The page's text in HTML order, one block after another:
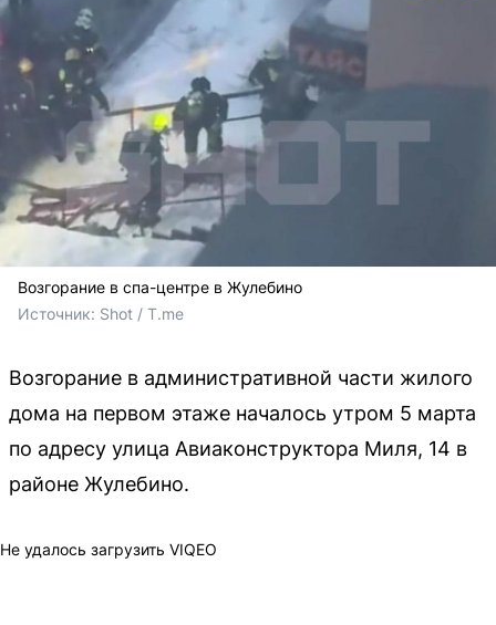
Возгорание в спа-центре в Жулебино
Источник: Shot / T.me
Возгорание в административной части жилого
дома на первом этаже началось утром 5 марта
по адресу улица Авиаконструктора Миля, 14 в
районе Жулебино.
Не удалось загрузить VIQEO